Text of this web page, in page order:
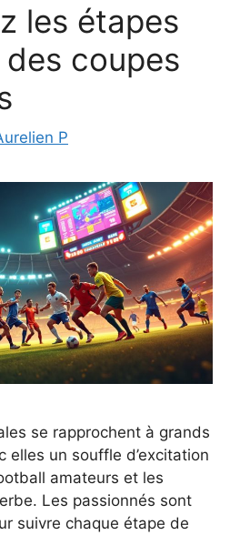
les étapes
coupes
P
se rapprochent à grands
elles un souffle d’excitation
amateurs et les
Les passionnés sont
suivre chaque étape de